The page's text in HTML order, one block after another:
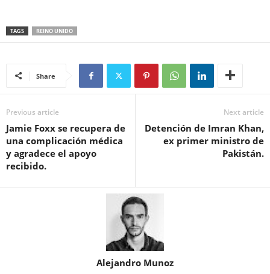
TAGS REINO UNIDO
Share
Previous article
Jamie Foxx se recupera de
una complicación médica
y agradece el apoyo
recibido.
Next article
Detención de Imran Khan,
ex primer ministro de
Pakistán.
Alejandro Munoz